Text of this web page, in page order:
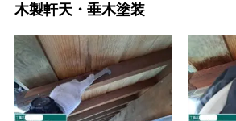
木製軒天・垂木塗装